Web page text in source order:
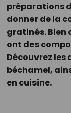
préparations
donner de la
gratinés. Bien
ont des
Découvrez les
béchamel,
en cuisine.